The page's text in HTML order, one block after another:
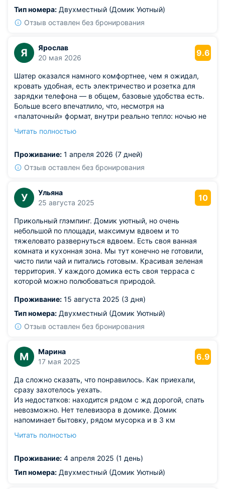
Тип номера: Двухместный (Домик Уютный)
Отзыв оставлен без бронирования
Я
Ярослав
20 мая 2026
9.6
Шатер оказался намного комфортнее, чем я ожидал,
кровать удобная, есть электричество и розетка для
зарядки телефона — в общем, базовые удобства есть.
Больше всего впечатлило, что, несмотря на
«палаточный» формат, внутри реально тепло: ночью не
удобная, матрас не продавленный, подушки
глаза не режет, как раз для расслабления.
Из недостатков: было бы здорово, если бы давали
уже нагуляешься, хочется чемто заняться вдвоём, а
вариантов не так много.
Читать полностью
Проживание: 1 апреля 2026 (7 дней)
Отзыв оставлен без бронирования
У
Ульяна
25 августа 2025
10
Прикольный глэмпинг. Домик уютный, но очень
небольшой по площади, максимум вдвоем и то
тяжеловато развернуться вдвоем. Есть своя ванная
комната и кухонная зона. Мы тут конечно не готовили,
чисто пили чай и питались готовым. Красивая зеленая
территория. У каждого домика есть своя терраса с
которой можно полюбоваться природой.
Проживание: 15 августа 2025 (3 дня)
Тип номера: Двухместный (Домик Уютный)
Отзыв оставлен без бронирования
М
Марина
17 мая 2025
6.9
Да сложно сказать, что понравилось. Как приехали,
сразу захотелось уехать.
Из недостатков: находится рядом с жд дорогой, спать
невозможно. Нет телевизора в домике. Домик
напоминает бытовку, рядом мусорка и в 3 км
На территории 5 домов. В самом домике очень мало
жарко, открытая дверь не поможет. Отдыхали за 5 тыс,
но даже бесплатно бы не поехала.
Читать полностью
Проживание: 4 апреля 2025 (1 день)
Тип номера: Двухместный (Домик Уютный)